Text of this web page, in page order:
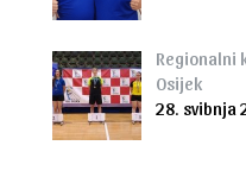
Regionalni
Osijek
28. svibnja